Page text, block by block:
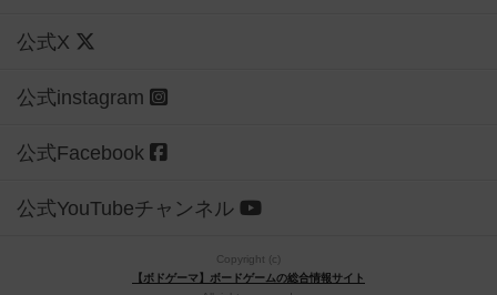
公式X
公式instagram
公式Facebook
公式YouTubeチャンネル
Copyright (c)
【ボドゲーマ】ボードゲームの総合情報サイト